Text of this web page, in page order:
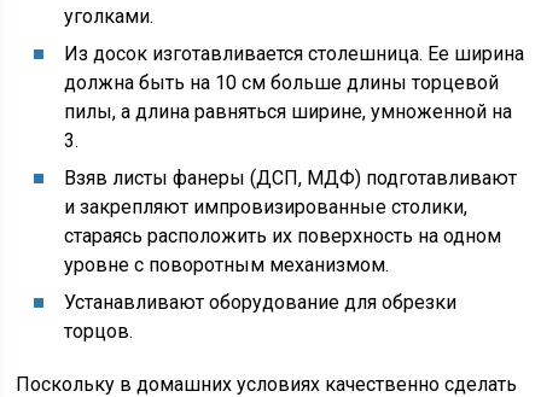
уголками.
Из досок изготавливается столешница. Ее ширина
должна быть на 10 см больше длины торцевой
пилы, а длина равняться ширине, умноженной на
3.
Взяв листы фанеры (ДСП, МДФ) подготавливают
и закрепляют импровизированные столики,
стараясь расположить их поверхность на одном
уровне с поворотным механизмом.
Устанавливают оборудование для обрезки
торцов.
Поскольку в домашних условиях качественно сделать